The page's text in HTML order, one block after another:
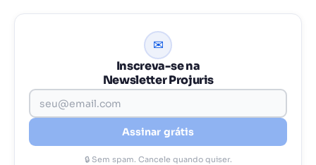
✉
Inscreva-se na
Newsletter Projuris
Assinar grátis
🔒 Sem spam. Cancele quando quiser.